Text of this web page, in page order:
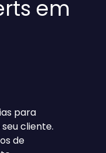
em
para
cliente.
de